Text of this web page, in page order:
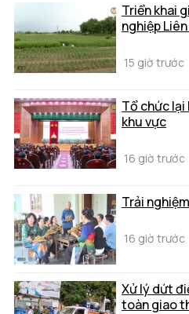
Triển khai
nghiệp
15 giờ trước
Tổ chức lại
khu vực
16 giờ trước
Trải
16 giờ trước
Xử lý dứt
toàn giao